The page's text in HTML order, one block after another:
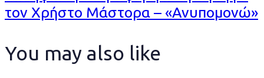
τον Χρήστο Μάστορα – «Ανυπομονώ»
You may also like